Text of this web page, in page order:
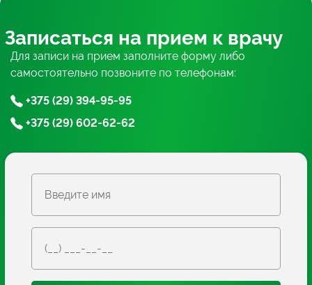
Записаться на прием к врачу
Для записи на прием заполните форму либо
самостоятельно позвоните по телефонам:
+375 (29) 394-95-95
+375 (29) 602-62-62